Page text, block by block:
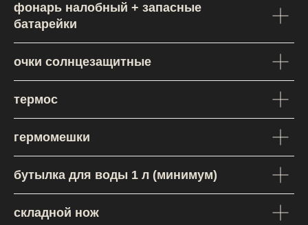
фонарь налобный + запасные
батарейки
очки солнцезащитные
термос
гермомешки
бутылка для воды 1 л (минимум)
складной нож